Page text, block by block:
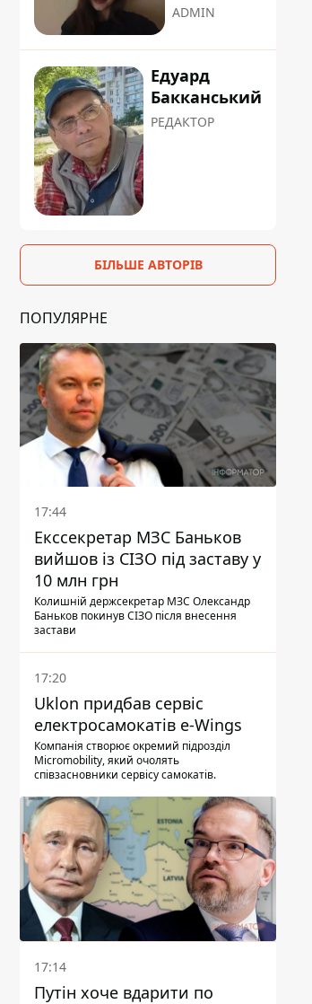
ADMIN
Едуард
Бакканський
РЕДАКТОР
БІЛЬШЕ АВТОРІВ
ПОПУЛЯРНЕ
17:44
Екссекретар МЗС Баньков
вийшов із СІЗО під заставу у
10 млн грн
Колишній держсекретар МЗС Олександр
Баньков покинув СІЗО після внесення
застави
17:20
Uklon придбав сервіс
електросамокатів e-Wings
Компанія створює окремий підрозділ
Micromobility, який очолять
співзасновники сервісу самокатів.
17:14
Путін хоче вдарити по